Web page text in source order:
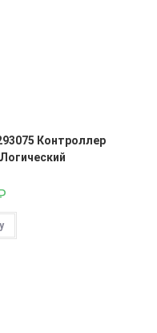
Контроллер